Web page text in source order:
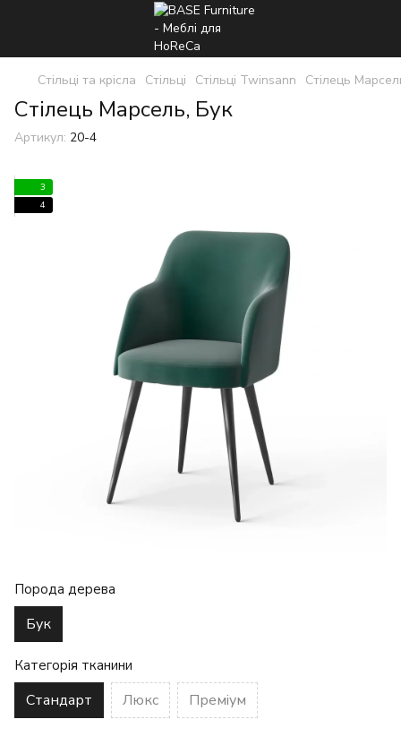
Стільці та крісла Стільці Стільці Twinsann Стілець
Стілець Марсель, Бук
Артикул: 20-4
3
4
Порода дерева
Бук
Категорія тканини
Стандарт Люкс Преміум